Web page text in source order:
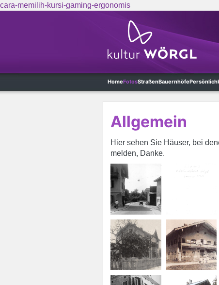
cara-memilih-kursi-gaming-ergonomis
HomeFotosStraßenBauernhöfe
Allgemein
Hier sehen Sie Häuser, bei
melden, Danke.